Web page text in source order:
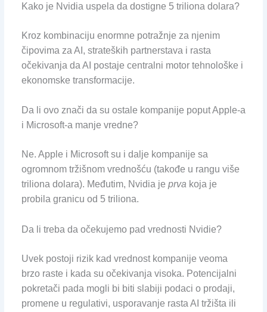
Kako je Nvidia uspela da dostigne 5 triliona dolara?
Kroz kombinaciju enormne potražnje za njenim
čipovima za AI, strateških partnerstava i rasta
očekivanja da AI postaje centralni motor tehnološke i
ekonomske transformacije.
Da li ovo znači da su ostale kompanije poput Apple-a
i Microsoft-a manje vredne?
Ne. Apple i Microsoft su i dalje kompanije sa
ogromnom tržišnom vrednošću (takođe u rangu više
triliona dolara). Međutim, Nvidia je prva koja je
probila granicu od 5 triliona.
Da li treba da očekujemo pad vrednosti Nvidie?
Uvek postoji rizik kad vrednost kompanije veoma
brzo raste i kada su očekivanja visoka. Potencijalni
pokretači pada mogli bi biti slabiji podaci o prodaji,
promene u regulativi, usporavanje rasta AI tržišta ili